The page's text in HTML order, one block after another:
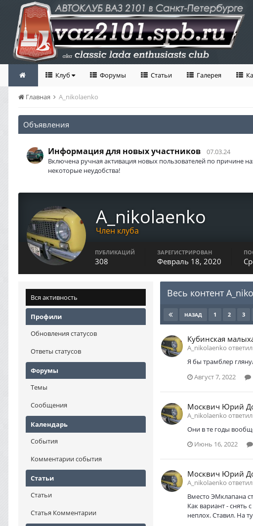
Клуб Форумы Статьи Галерея
Главная A_nikolaenko
Объявления
Информация для новых участников
07.03.24
Включена ручная активация новых пользователей по причине
некоторые неудобства!
A_nikolaenko
Член клуба
ПУБЛИКАЦИЙ
308
ЗАРЕГИСТРИРОВАН
Февраль 18, 2020
Вся активность
Профили
Обновления статусов
Ответы статусов
Форумы
Темы
Сообщения
Календарь
События
Комментарии события
Статьи
Статьи
Статья Комментарии
Весь контент
НАЗАД 1 2 3
Кубинская
A_nikolaenko
Я бы трамблер
Август 7, 2022
Москвич Юрий
A_nikolaenko
Они в те годы
Июнь 16, 2022
Москвич Юрий
A_nikolaenko
Вместо ЭМклапана
Как вариант - снять
неплох. Ставил. На